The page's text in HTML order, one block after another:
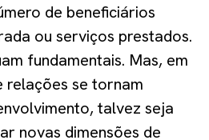
de beneficiários
ou serviços prestados.
fundamentais. Mas, em
relações se tornam
talvez seja
novas dimensões de